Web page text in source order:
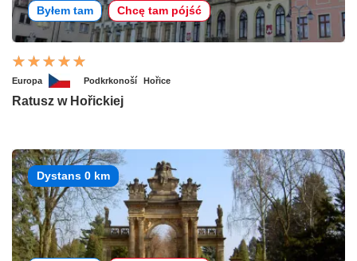
Byłem tam Chcę tam pójść
Europa Podkrkonoší Hořice
Ratusz w Hořickiej
Dystans 0 km